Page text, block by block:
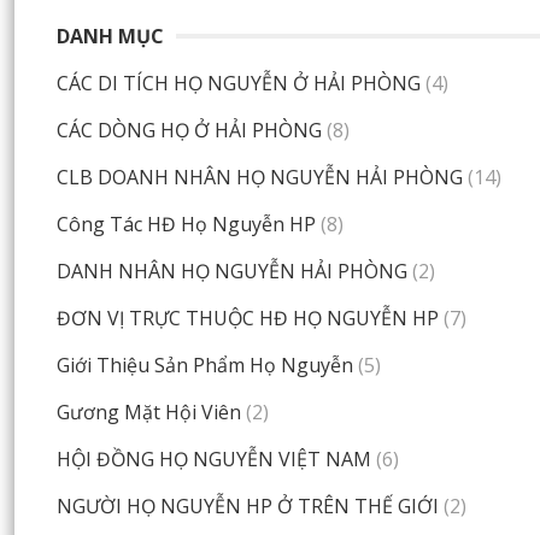
DANH MỤC
CÁC DI TÍCH HỌ NGUYỄN Ở HẢI PHÒNG (4)
CÁC DÒNG HỌ Ở HẢI PHÒNG (8)
CLB DOANH NHÂN HỌ NGUYỄN HẢI PHÒNG (14)
Công Tác HĐ Họ Nguyễn HP (8)
DANH NHÂN HỌ NGUYỄN HẢI PHÒNG (2)
ĐƠN VỊ TRỰC THUỘC HĐ HỌ NGUYỄN HP (7)
Giới Thiệu Sản Phẩm Họ Nguyễn (5)
Gương Mặt Hội Viên (2)
HỘI ĐỒNG HỌ NGUYỄN VIỆT NAM (6)
NGƯỜI HỌ NGUYỄN HP Ở TRÊN THẾ GIỚI (2)